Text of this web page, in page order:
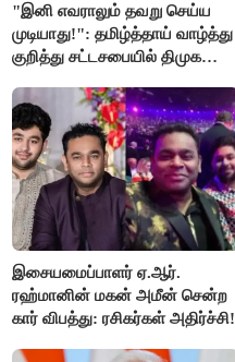
"இனி எவராலும் தவறு செய்ய
முடியாது!": தமிழ்த்தாய் வாழ்த்து
குறித்து சட்டசபையில் திமுக
இசையமைப்பாளர் ஏ.ஆர்.
ரஹ்மானின் மகன் அமீன் சென்ற
கார் விபத்து: ரசிகர்கள் அதிர்ச்சி!